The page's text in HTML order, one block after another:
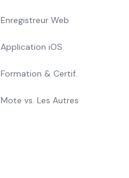
Enregistreur Web
Application iOS
Formation & Certif.
Mote vs. Les Autres